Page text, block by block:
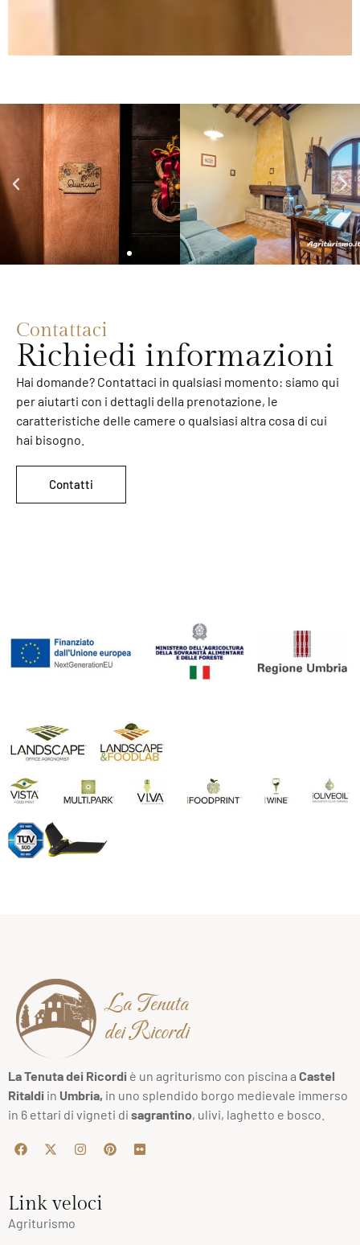
Contattaci
Richiedi informazioni
Hai domande? Contattaci in qualsiasi momento: siamo qui
per aiutarti con i dettagli della prenotazione, le
caratteristiche delle camere o qualsiasi altra cosa di cui
hai bisogno.
Contatti
La Tenuta
dei Ricordi
La Tenuta dei Ricordi è un agriturismo con piscina a Castel
Ritaldi in Umbria, in uno splendido borgo medievale immerso
in 6 ettari di vigneti di sagrantino, ulivi, laghetto e bosco.
Link veloci
Agriturismo